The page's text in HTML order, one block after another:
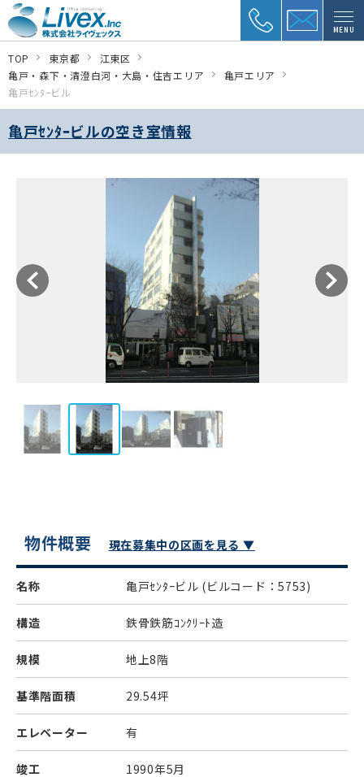
MENU
TOP 東京都
江東区
亀戸・森下・清澄白河・大島・住吉エリア
亀戸エリア
亀戸ｾﾝﾀｰビル
亀戸ｾﾝﾀｰビルの空き室情報
物件概要 現在募集中の区画を見る ▼
名称 亀戸ｾﾝﾀｰビル (ビルコード：5753)
構造 鉄骨鉄筋ｺﾝｸﾘｰﾄ造
規模 地上8階
基準階面積 29.54坪
エレベーター 有
竣工 1990年5月